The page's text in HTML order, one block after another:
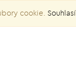
cookie.